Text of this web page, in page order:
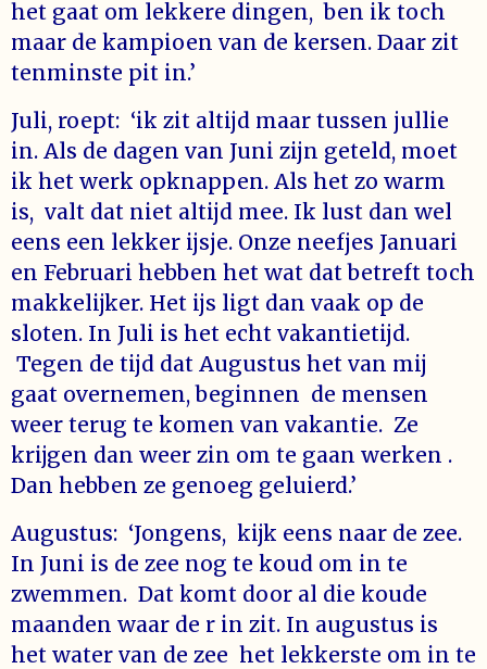
het gaat om lekkere dingen, ben ik toch
maar de kampioen van de kersen. Daar zit
tenminste pit in.’
Juli, roept: ‘ik zit altijd maar tussen jullie
in. Als de dagen van Juni zijn geteld, moet
ik het werk opknappen. Als het zo warm
is, valt dat niet altijd mee. Ik lust dan wel
eens een lekker ijsje. Onze neefjes Januari
en Februari hebben het wat dat betreft toch
makkelijker. Het ijs ligt dan vaak op de
sloten. In Juli is het echt vakantietijd.
Tegen de tijd dat Augustus het van mij
gaat overnemen, beginnen de mensen
weer terug te komen van vakantie. Ze
krijgen dan weer zin om te gaan werken .
Dan hebben ze genoeg geluierd.’
Augustus: ‘Jongens, kijk eens naar de zee.
In Juni is de zee nog te koud om in te
zwemmen. Dat komt door al die koude
maanden waar de r in zit. In augustus is
het water van de zee het lekkerste om in te